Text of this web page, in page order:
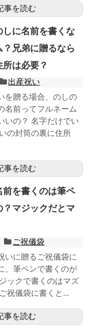
事を読む
しに名前を書くな
？兄弟に贈るなら
は必要？
出産祝い
を贈る場合、のしの
名前ってフルネーム
いの？ 名字だけでい
の封筒の裏に住所
事を読む
前を書くのは筆ペ
？マジックだとマ
ご祝儀袋
いに贈るご祝儀袋に
、筆ペンで書くのが
ックで書くのはマズ
祝儀袋に書くと...
事を読む